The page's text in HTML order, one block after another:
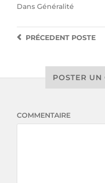
Dans Généralité
PRÉCEDENTPOSTE
POSTER UN
COMMENTAIRE